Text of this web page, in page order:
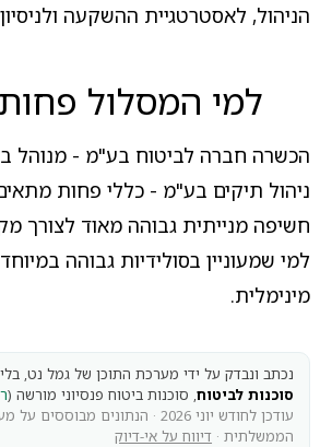
הניהול, לאסטרטגיית ההשקעה
למי המסלול
הכשרה חברה לביטוח בע"מ - מנוהל
ניהול תיקים בע"מ - כללי פחות
חשיפה מנייתית גבוהה מאוד לצורך
למי שמעוניין בסולידיות גבוהה
מינימלית.
נכתב ונבדק על ידי מערכת התוכן של גמל נט,
סוכנות לביטוח, סוכנות ביטוח פנסיוני מורשה (
עודכן לחודש יוני 2026 · הנתונים
הממשלתית · דיווח על אי-דיוק